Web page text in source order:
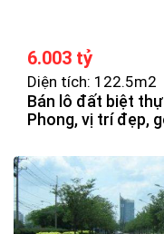
6.003 tỷ
Diện tích: 122.5m2
Bán lô đất biệt
Phong, vị trí đẹp,